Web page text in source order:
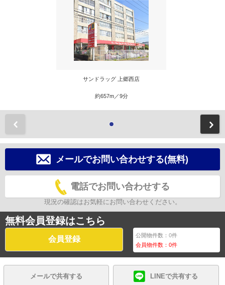
サンドラッグ 上郷西店
約657m／9分
メールでお問い合わせする(無料)
電話でお問い合わせする
現況の確認はお気軽にお問い合わせください。
無料会員登録はこちら
会員登録 公開物件数：0件
会員物件数：0件
メールで共有する LINEで共有する